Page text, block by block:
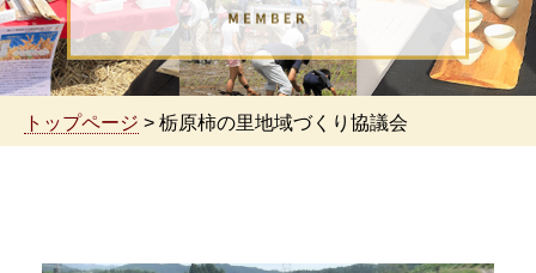
トップページ > 栃原柿の里地域づくり協議会